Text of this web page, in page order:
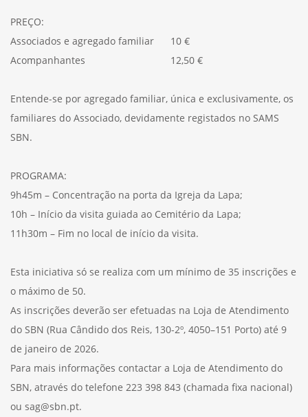
PREÇO:
Associados e agregado familiar 10 €
Acompanhantes 12,50 €
Entende-se por agregado familiar, única e exclusivamente, os
familiares do Associado, devidamente registados no SAMS
SBN.
PROGRAMA:
9h45m – Concentração na porta da Igreja da Lapa;
10h – Início da visita guiada ao Cemitério da Lapa;
11h30m – Fim no local de início da visita.
Esta iniciativa só se realiza com um mínimo de 35 inscrições e
o máximo de 50.
As inscrições deverão ser efetuadas na Loja de Atendimento
do SBN (Rua Cândido dos Reis, 130-2º, 4050–151 Porto) até 9
de janeiro de 2026.
Para mais informações contactar a Loja de Atendimento do
SBN, através do telefone 223 398 843 (chamada fixa nacional)
ou sag@sbn.pt.